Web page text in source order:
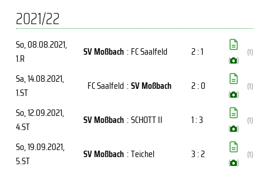
2021/22
So, 08.08.2021,
1.R
SV Moßbach : FC Saalfeld 2 : 1
( )
(1)
Sa, 14.08.2021,
1.ST
FC Saalfeld :SV Moßbach 2 : 0
( )
(1)
So, 12.09.2021,
4.ST
SV Moßbach :SCHOTT II 1 : 3
( )
(1)
So, 19.09.2021,
5.ST
SV Moßbach :Teichel 3 : 2
( )
(1)